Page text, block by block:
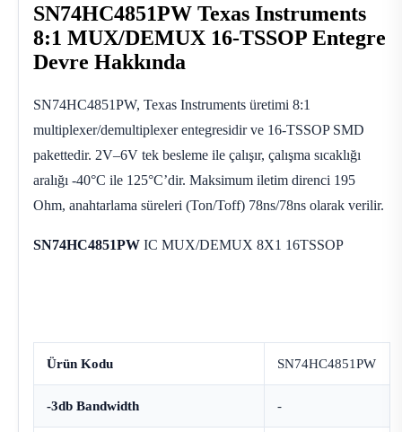
SN74HC4851PW Texas Instruments
8:1 MUX/DEMUX 16-TSSOP Entegre
Devre Hakkında
SN74HC4851PW, Texas Instruments üretimi 8:1
multiplexer/demultiplexer entegresidir ve 16-TSSOP SMD
pakettedir. 2V–6V tek besleme ile çalışır, çalışma sıcaklığı
aralığı -40°C ile 125°C’dir. Maksimum iletim direnci 195
Ohm, anahtarlama süreleri (Ton/Toff) 78ns/78ns olarak verilir.
SN74HC4851PW IC MUX/DEMUX 8X1 16TSSOP
Ürün Kodu SN74HC4851PW
-3db Bandwidth -